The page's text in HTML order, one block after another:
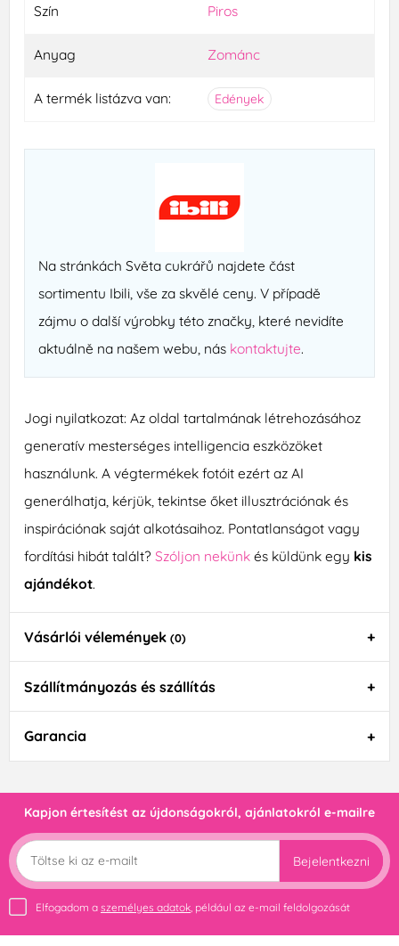
Szín Piros
Anyag Zománc
A termék listázva van: Edények
Na stránkách Světa cukrářů najdete část
sortimentu Ibili, vše za skvělé ceny. V případě
zájmu o další výrobky této značky, které nevidíte
aktuálně na našem webu, nás kontaktujte.
Jogi nyilatkozat: Az oldal tartalmának létrehozásához
generatív mesterséges intelligencia eszközöket
használunk. A végtermékek fotóit ezért az AI
generálhatja, kérjük, tekintse őket illusztrációnak és
inspirációnak saját alkotásaihoz. Pontatlanságot vagy
fordítási hibát talált? Szóljon nekünkés küldünk egy kis
ajándékot.
Vásárlói vélemények (0)
Szállítmányozás és szállítás
Garancia
Kapjon értesítést az újdonságokról, ajánlatokról e-mailre
Bejelentkezni
Elfogadom a személyes adatok, például az e-mail feldolgozását